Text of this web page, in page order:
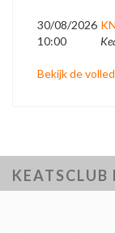
30/08/2026
10:00
Bekijk de
KEATSCLUB